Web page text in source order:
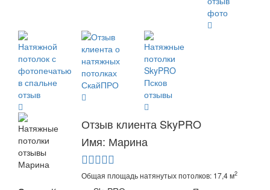
Отзыв клиента SkyPRO
Имя: Марина
Общая площадь натянутых потолков: 17,4 м2